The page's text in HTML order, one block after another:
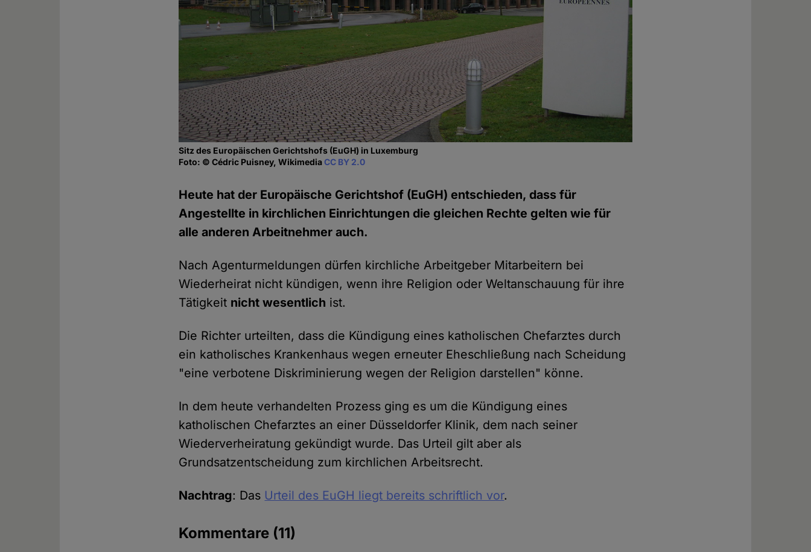
Sitz des Europäischen Gerichtshofs (EuGH) in Luxemburg
Foto: © Cédric Puisney, WikimediaCC BY 2.0
Heute hat der Europäische Gerichtshof (EuGH) entschieden, dass für
Angestellte in kirchlichen Einrichtungen die gleichen Rechte gelten wie für
alle anderen Arbeitnehmer auch.
Nach Agenturmeldungen dürfen kirchliche Arbeitgeber Mitarbeitern bei
Wiederheirat nicht kündigen, wenn ihre Religion oder Weltanschauung für ihre
Tätigkeit nicht wesentlich ist.
Die Richter urteilten, dass die Kündigung eines katholischen Chefarztes durch
ein katholisches Krankenhaus wegen erneuter Eheschließung nach Scheidung
"eine verbotene Diskriminierung wegen der Religion darstellen" könne.
In dem heute verhandelten Prozess ging es um die Kündigung eines
katholischen Chefarztes an einer Düsseldorfer Klinik, dem nach seiner
Wiederverheiratung gekündigt wurde. Das Urteil gilt aber als
Grundsatzentscheidung zum kirchlichen Arbeitsrecht.
Nachtrag: Das Urteil des EuGH liegt bereits schriftlich vor.
Kommentare (11)